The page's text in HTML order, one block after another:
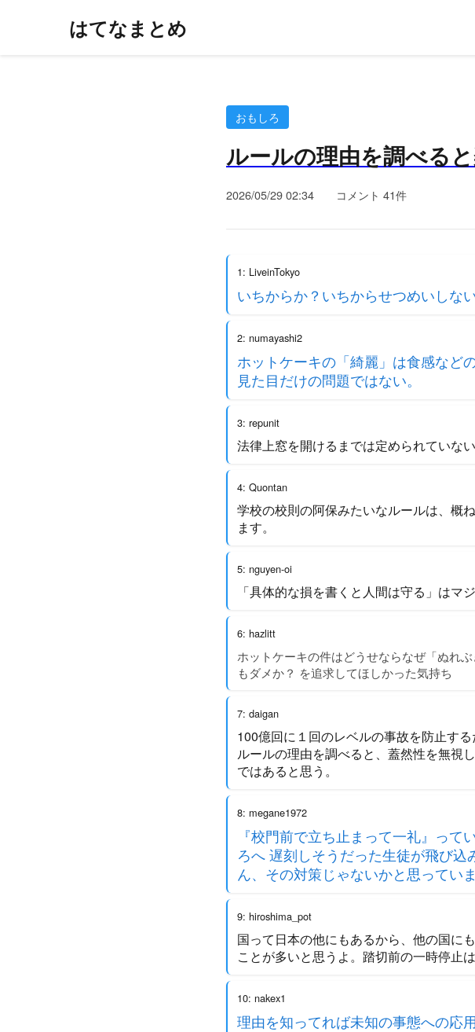
はてなまとめ
おもしろ
ルールの理由を調べる
2026/05/29 02:34 コメント 41件
1: LiveinTokyo
いちからか？いちからせつめいしな
2: numayashi2
ホットケーキの「綺麗」は食感など
見た目だけの問題ではない。
3: repunit
法律上窓を開けるまでは定められていな
4: Quontan
学校の校則の阿保みたいなルールは、概
ます。
5: nguyen-oi
「具体的な損を書くと人間は守る」はマ
6: hazlitt
ホットケーキの件はどうせならなぜ「ぬれ
もダメか？ を追求してほしかった気持ち
7: daigan
100億回に１回のレベルの事故を防止す
ルールの理由を調べると、蓋然性を無視
ではあると思う。
8: megane1972
『校門前で立ち止まって一礼』っ
ろへ 遅刻しそうだった生徒が飛び
ん、その対策じゃないかと思っていま
9: hiroshima_pot
国って日本の他にもあるから、他の国に
ことが多いと思うよ。踏切前の一時停止
10: nakex1
理由を知ってれば未知の事態への応用